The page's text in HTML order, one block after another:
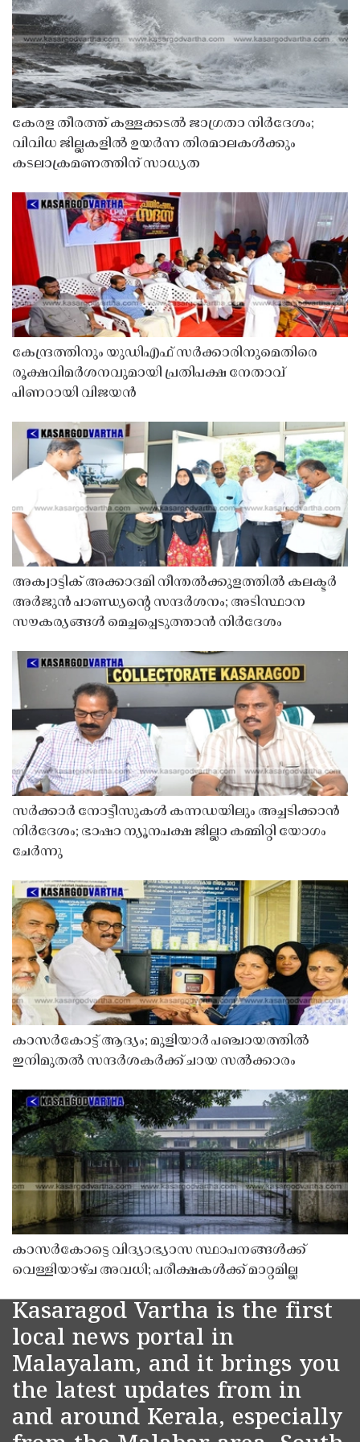
കേരള തീരത്ത് കള്ളക്കടൽ ജാഗ്രതാ നിർദേശം;
വിവിധ ജില്ലകളിൽ ഉയർന്ന തിരമാലകൾക്കും
കടലാക്രമണത്തിന് സാധ്യത
കേന്ദ്രത്തിനും യുഡിഎഫ് സർക്കാരിനുമെതിരെ
രൂക്ഷവിമർശനവുമായി പ്രതിപക്ഷ നേതാവ്
പിണറായി വിജയൻ
അക്വാട്ടിക് അക്കാദമി നീന്തൽക്കുളത്തിൽ കലക്ടർ
അർജുൻ പാണ്ഡ്യൻ്റെ സന്ദർശനം; അടിസ്ഥാന
സൗകര്യങ്ങൾ മെച്ചപ്പെടുത്താൻ നിർദേശം
സർക്കാർ നോട്ടീസുകൾ കന്നഡയിലും അച്ചടിക്കാൻ
നിർദേശം; ഭാഷാ ന്യൂനപക്ഷ ജില്ലാ കമ്മിറ്റി യോഗം
ചേർന്നു
കാസർകോട്ട് ആദ്യം; മുളിയാർ പഞ്ചായത്തിൽ
ഇനിമുതൽ സന്ദർശകർക്ക് ചായ സൽക്കാരം
കാസർകോട്ടെ വിദ്യാഭ്യാസ സ്ഥാപനങ്ങൾക്ക്
വെള്ളിയാഴ്ച അവധി; പരീക്ഷകൾക്ക് മാറ്റമില്ല
Kasaragod Vartha is the first
local news portal in
Malayalam, and it brings you
the latest updates from in
and around Kerala, especially